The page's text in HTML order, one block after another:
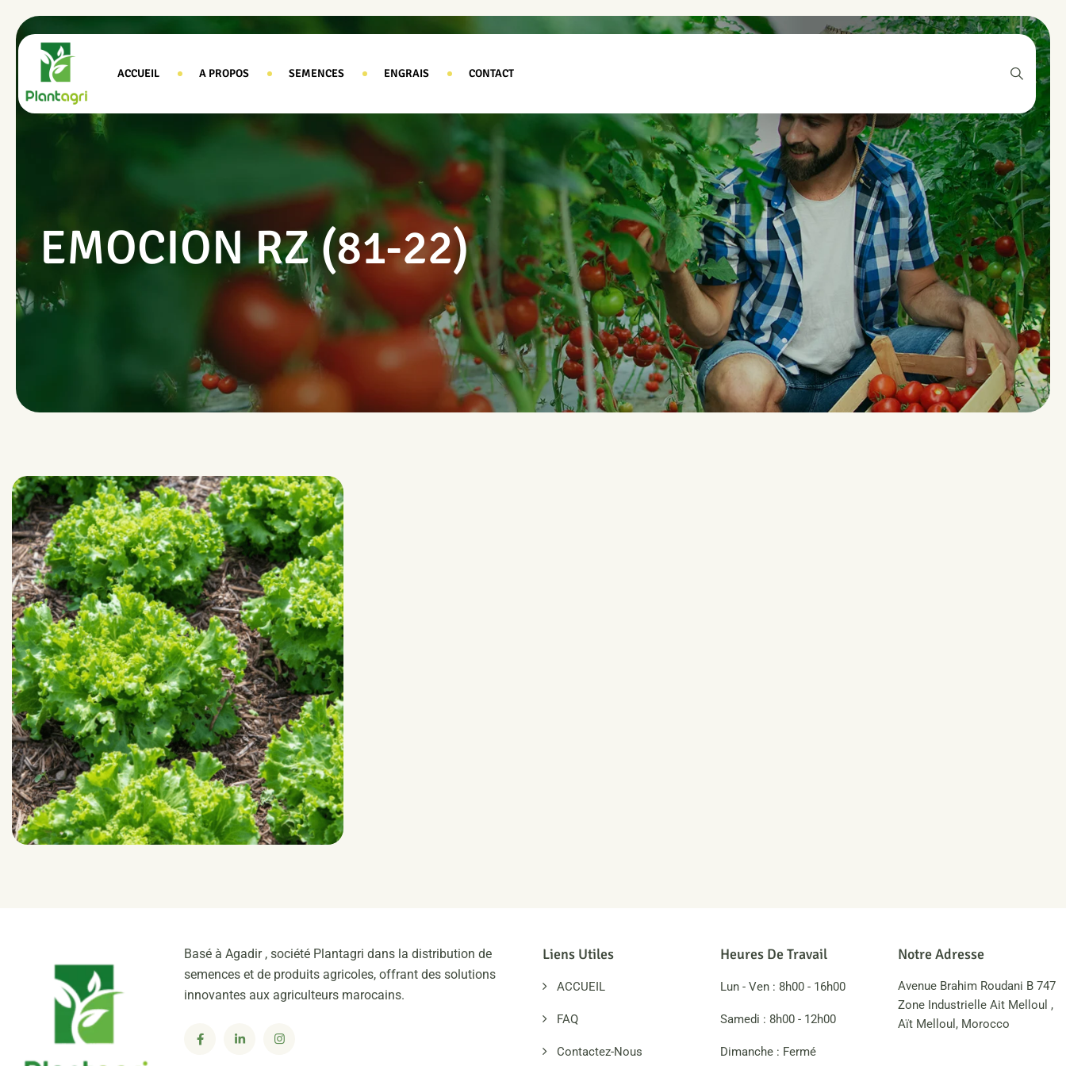
ACCUEIL A PROPOS SEMENCES ENGRAIS CONTACT
EMOCION RZ (81-22)
Basé à Agadir , société Plantagri dans la distribution de
semences et de produits agricoles, offrant des solutions
innovantes aux agriculteurs marocains.
Liens Utiles
ACCUEIL
FAQ
Contactez-Nous
Heures De Travail
Lun - Ven : 8h00 - 16h00
Samedi : 8h00 - 12h00
Dimanche : Fermé
Notre Adresse
Avenue Brahim Roudani B 747
Zone Industrielle Ait Melloul ,
Aït Melloul, Morocco